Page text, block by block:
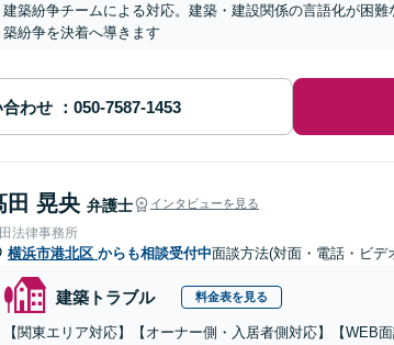
建築紛争チームによる対応。建築・建設関係の言語化が困
築紛争を決着へ導きます
わせ
田 晃央 弁護士 インタビューを見る
法律事務所
横浜市港北区 からも相談受付中面談方法(対面・電話・ビデ
建築トラブル 料金表を見る
【関東エリア対応】【オーナー側・入居者側対応】【WEB